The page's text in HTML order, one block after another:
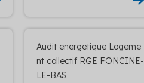
Audit energetique Logeme
nt collectif RGE FONCINE-
LE-BAS